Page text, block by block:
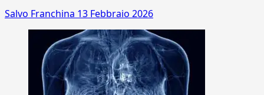
Salvo Franchina 13 Febbraio 2026